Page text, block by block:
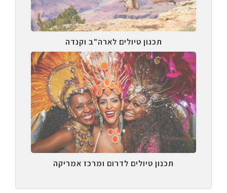
תכנון טיולים לארה"ב וקנדה
תכנון טיולים לדרום ומרכז אמריקה